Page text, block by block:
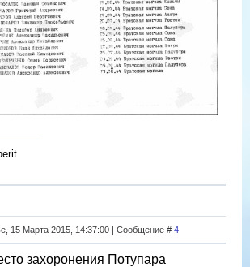
15 Марта 2015, 14:37:00 | Сообщение # 4
захоронения Потупара